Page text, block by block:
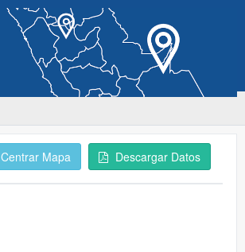
Centrar Mapa Descargar Datos